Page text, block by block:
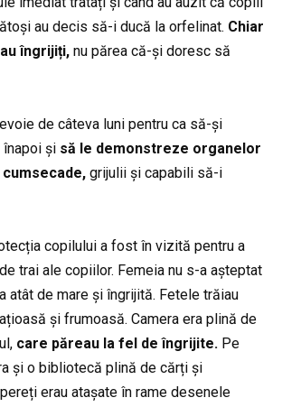
au decis să-i ducă la orfelinat. Chiar
îngrijiți, nu părea că-și doresc să
de câteva luni pentru ca să-și
și să le demonstreze organelor
grijulii și capabili să-i
copilului a fost în vizită pentru a
trai ale copiilor. Femeia nu s-a așteptat
atât de mare și îngrijită. Fetele trăiau
și frumoasă. Camera era plină de
care păreau la fel de îngrijite. Pe
și o bibliotecă plină de cărți și
erau atașate în rame desenele